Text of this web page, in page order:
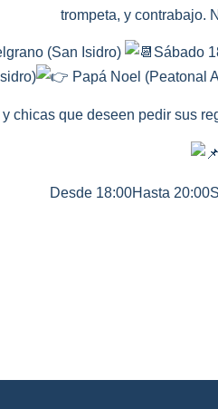
trompeta, y contrabajo.
(San Isidro) Sábado
Papá Noel (Peatonal
chicas que deseen pedir sus
Desde 18:00Hasta